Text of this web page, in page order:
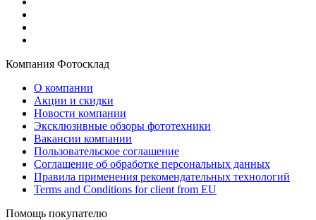
Компания Фотосклад
О компании
Акции и скидки
Новости компании
Эксклюзивные обзоры фототехники
Вакансии компании
Пользовательское соглашение
Соглашение об обработке персональных данных
Правила применения рекомендательных технологий
Terms and Conditions for client from EU
Помощь покупателю